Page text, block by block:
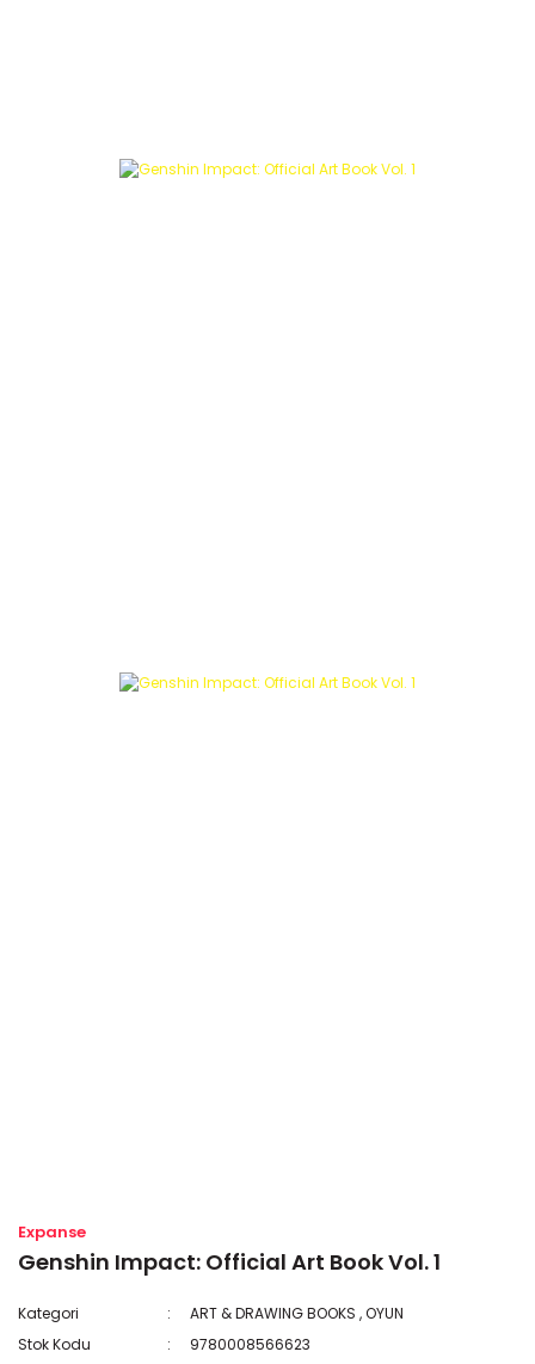
Expanse
Genshin Impact: Official Art Book Vol. 1
Kategori ART & DRAWING BOOKS ,OYUN
Stok Kodu
9780008566623